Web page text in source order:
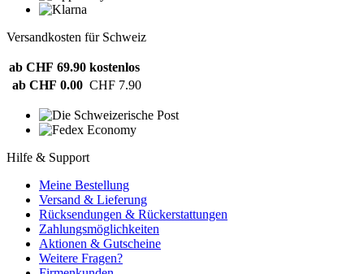
Versandkosten für Schweiz
ab CHF 69.90 kostenlos
ab CHF 0.00 CHF 7.90
Hilfe & Support
Meine Bestellung
Versand & Lieferung
Rücksendungen & Rückerstattungen
Zahlungsmöglichkeiten
Aktionen & Gutscheine
Weitere Fragen?